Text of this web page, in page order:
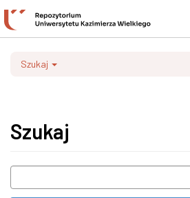
Szukaj
Szukaj